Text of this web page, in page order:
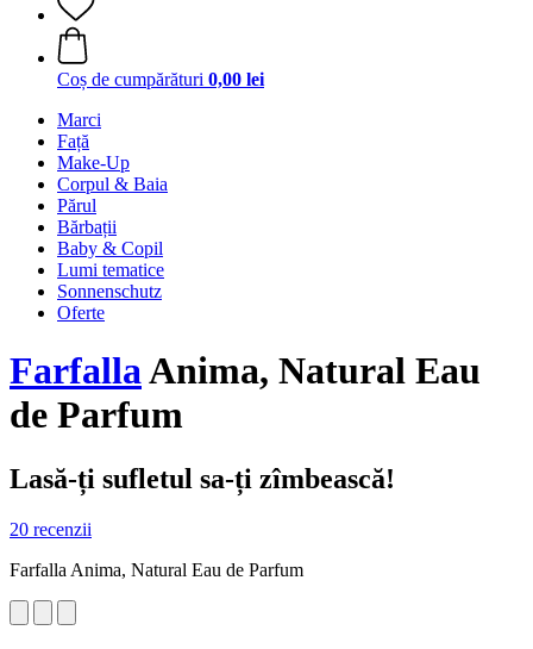
Coș de cumpărături 0,00 lei
Marci
Față
Make-Up
Corpul & Baia
Părul
Bărbații
Baby & Copil
Lumi tematice
Sonnenschutz
Oferte
FarfallaAnima, Natural Eau
de Parfum
Lasă-ți sufletul sa-ți zîmbească!
20 recenzii
Farfalla Anima, Natural Eau de Parfum